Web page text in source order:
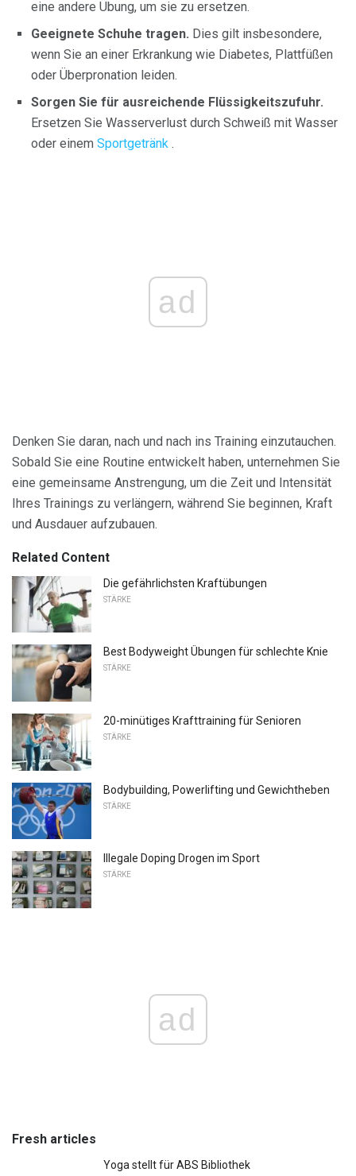
eine andere Übung, um sie zu ersetzen.
Geeignete Schuhe tragen. Dies gilt insbesondere,
wenn Sie an einer Erkrankung wie Diabetes, Plattfüßen
oder Überpronation leiden.
Sorgen Sie für ausreichende Flüssigkeitszufuhr.
Ersetzen Sie Wasserverlust durch Schweiß mit Wasser
oder einem Sportgetränk .
ad
Denken Sie daran, nach und nach ins Training einzutauchen.
Sobald Sie eine Routine entwickelt haben, unternehmen Sie
eine gemeinsame Anstrengung, um die Zeit und Intensität
Ihres Trainings zu verlängern, während Sie beginnen, Kraft
und Ausdauer aufzubauen.
Related Content
Die gefährlichsten Kraftübungen
STÄRKE
Best Bodyweight Übungen für schlechte Knie
STÄRKE
20-minütiges Krafttraining für Senioren
STÄRKE
Bodybuilding, Powerlifting und Gewichtheben
STÄRKE
Illegale Doping Drogen im Sport
STÄRKE
ad
Fresh articles
Yoga stellt für ABS Bibliothek